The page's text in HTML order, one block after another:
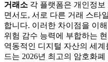
거래소 각 플랫폼은 개인정
면서도, 서로 다른 거래 스타
합니다. 이러한 차이점을 이
위험 감수 능력에 부합하는
역동적인 디지털 자산의 세계
드는 2026년 최고의 암호화